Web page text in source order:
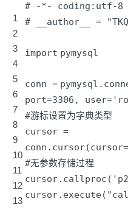
1
2
3
4
5
6
7
8
9
10
11
12
13
# -*- coding:utf-8
# __author__ =
import pymysql
conn =
port=3306 , user=
#游标设置为字典类型
cursor =
conn.cursor(cursor=
#无参数存储过程
cursor.callproc(